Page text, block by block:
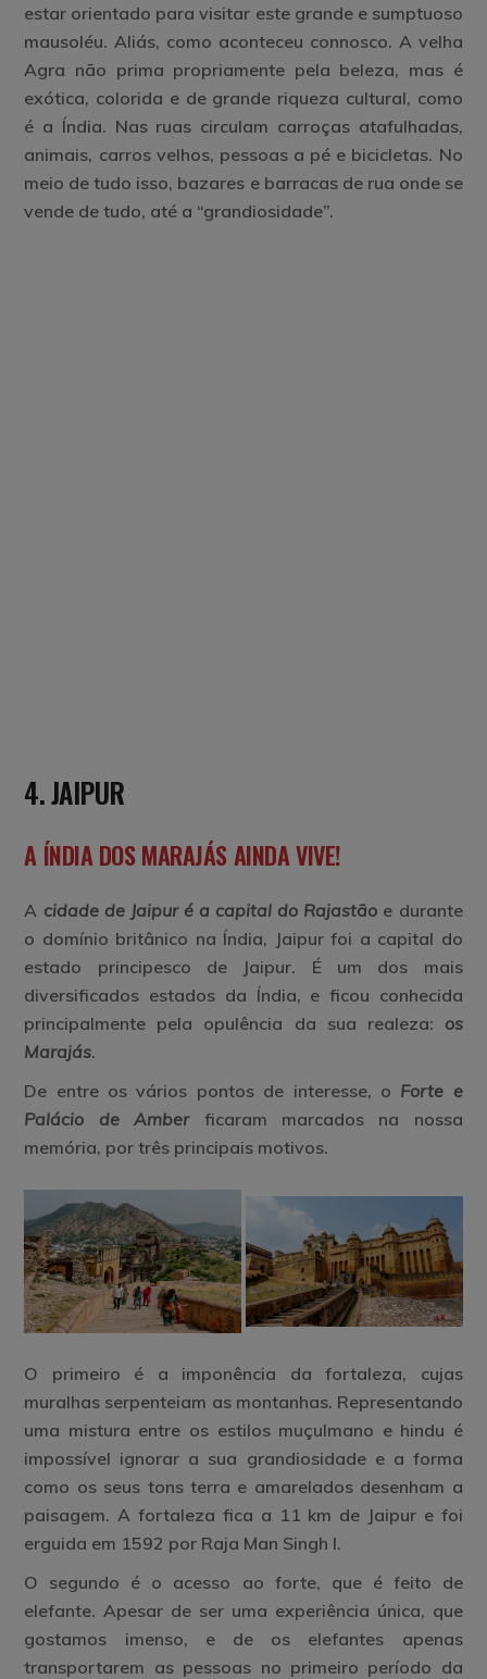
estar orientado para visitar este grande e sumptuoso
mausoléu. Aliás, como aconteceu connosco. A velha
Agra não prima propriamente pela beleza, mas é
exótica, colorida e de grande riqueza cultural, como
é a Índia. Nas ruas circulam carroças atafulhadas,
animais, carros velhos, pessoas a pé e bicicletas. No
meio de tudo isso, bazares e barracas de rua onde se
vende de tudo, até a “grandiosidade”.
4. JAIPUR
A ÍNDIA DOS MARAJÁS AINDA VIVE!
A cidade de Jaipur é a capital do Rajastão e durante
o domínio britânico na Índia, Jaipur foi a capital do
estado principesco de Jaipur. É um dos mais
diversificados estados da Índia, e ficou conhecida
principalmente pela opulência da sua realeza: os
Marajás.
De entre os vários pontos de interesse, o Forte e
Palácio de Amberficaram marcados na nossa
memória, por três principais motivos.
O primeiro é a imponência da fortaleza, cujas
muralhas serpenteiam as montanhas. Representando
uma mistura entre os estilos muçulmano e hindu é
impossível ignorar a sua grandiosidade e a forma
como os seus tons terra e amarelados desenham a
paisagem. A fortaleza fica a 11 km de Jaipur e foi
erguida em 1592 por Raja Man Singh I.
O segundo é o acesso ao forte, que é feito de
elefante. Apesar de ser uma experiência única, que
gostamos imenso, e de os elefantes apenas
transportarem as pessoas no primeiro período da